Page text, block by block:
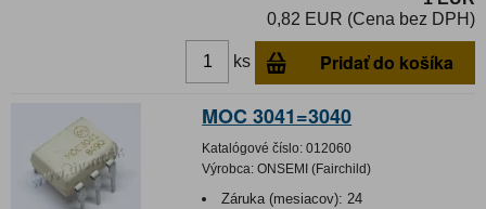
0,82 EUR (Cena bez DPH)
ks Pridať do košíka
MOC 3041=3040
Katalógové číslo: 012060
Výrobca: ONSEMI (Fairchild)
Záruka (mesiacov): 24